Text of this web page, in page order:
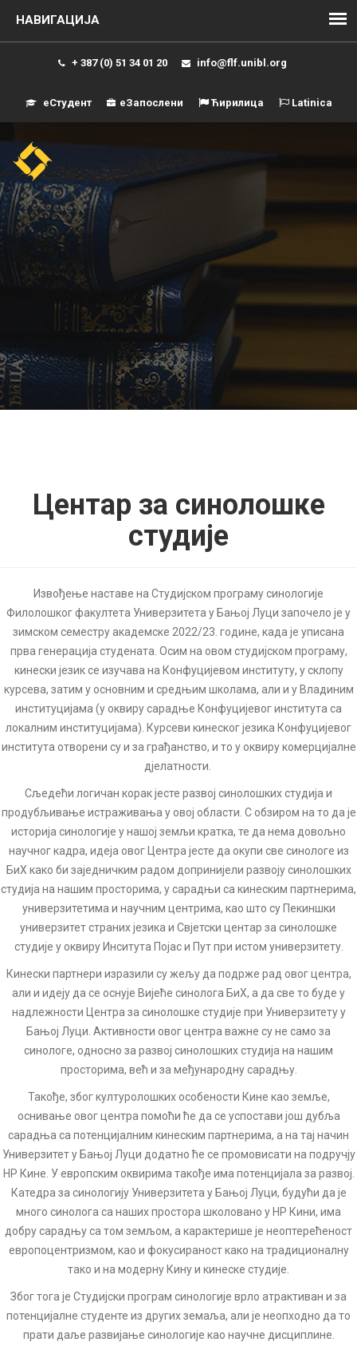
+ 387 (0) 51 34 01 20 info@flf.unibl.org
еСтудент еЗапослени Ћирилица Latinica
Центар за синолошке
студије
Извођење наставе на Студијском програму синологије
Филолошког факултета Универзитета у Бањој Луци започело је у
зимском семестру академске 2022/23. године, када је уписана
прва генерација студената. Осим на овом студијском програму,
кинески језик се изучава на Конфуцијевом институту, у склопу
курсева, затим у основним и средњим школама, али и у Владиним
институцијама (у оквиру сарадње Конфуцијевог института са
локалним институцијама). Курсеви кинеског језика Конфуцијевог
института отворени су и за грађанство, и то у оквиру комерцијалне
дјелатности.
Сљедећи логичан корак јесте развој синолошких студија и
продубљивање истраживања у овој области. С обзиром на то да је
историја синологије у нашој земљи кратка, те да нема довољно
научног кадра, идеја овог Центра јесте да окупи све синологе из
БиХ како би заједничким радом допринијели развоју синолошких
студија на нашим просторима, у сарадњи са кинеским партнерима,
универзитетима и научним центрима, као што су Пекиншки
универзитет страних језика и Свјетски центар за синолошке
студије у оквиру Инситута Појас и Пут при истом универзитету.
Кинески партнери изразили су жељу да подрже рад овог центра,
али и идеју да се оснује Вијеће синолога БиХ, а да све то буде у
надлежности Центра за синолошке студије при Универзитету у
Бањој Луци. Активности овог центра важне су не само за
синологе, односно за развој синолошких студија на нашим
просторима, већ и за међународну сарадњу.
Такође, због културолошких особености Кине као земље,
оснивање овог центра помоћи ће да се успостави још дубља
сарадња са потенцијалним кинеским партнерима, а на тај начин
Универзитет у Бањој Луци додатно ће се промовисати на подручју
НР Кине. У европским оквирима такође има потенцијала за развој.
Катедра за синологију Универзитета у Бањој Луци, будући да је
много синолога са наших простора школовано у НР Кини, има
добру сарадњу са том земљом, а карактерише је неоптерећеност
европоцентризмом, као и фокусираност како на традиционалну
тако и на модерну Кину и кинеске студије.
Због тога је Студијски програм синологије врло атрактиван и за
потенцијалне студенте из других земаља, али је неопходно да то
прати даље развијање синологије као научне дисциплине.